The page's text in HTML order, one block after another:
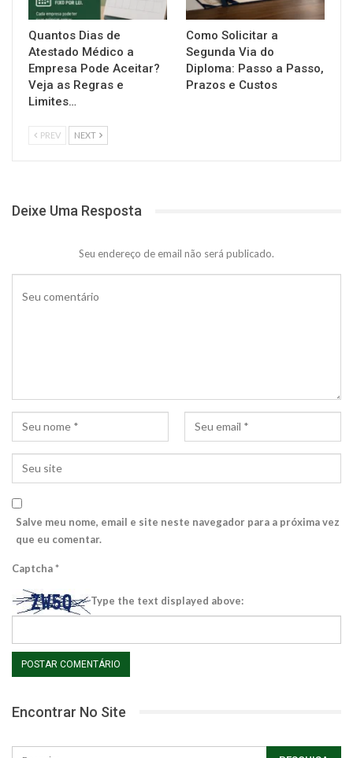
Quantos Dias de
Atestado Médico a
Empresa Pode Aceitar?
Veja as Regras e
Limites…
Como Solicitar a
Segunda Via do
Diploma: Passo a Passo,
Prazos e Custos
PREV NEXT
Deixe Uma Resposta
Seu endereço de email não será publicado.
Salve meu nome, email e site neste navegador para a próxima vez
que eu comentar.
Captcha*
Type the text displayed above:
Encontrar No Site